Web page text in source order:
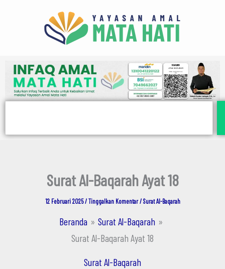
Surat Al-Baqarah Ayat 18
12 Februari 2025/Tinggalkan Komentar /Surat Al-Baqarah
Beranda
Surat Al-Baqarah
Surat Al-Baqarah Ayat 18
Surat Al-Baqarah